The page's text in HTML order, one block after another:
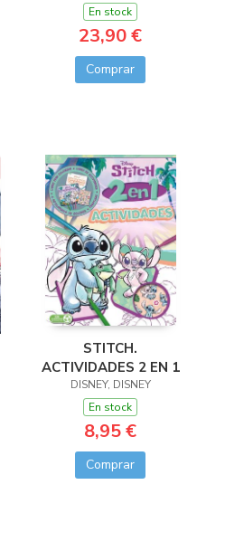
En stock
23,90 €
Comprar
STITCH.
ACTIVIDADES 2 EN 1
DISNEY, DISNEY
En stock
8,95 €
Comprar